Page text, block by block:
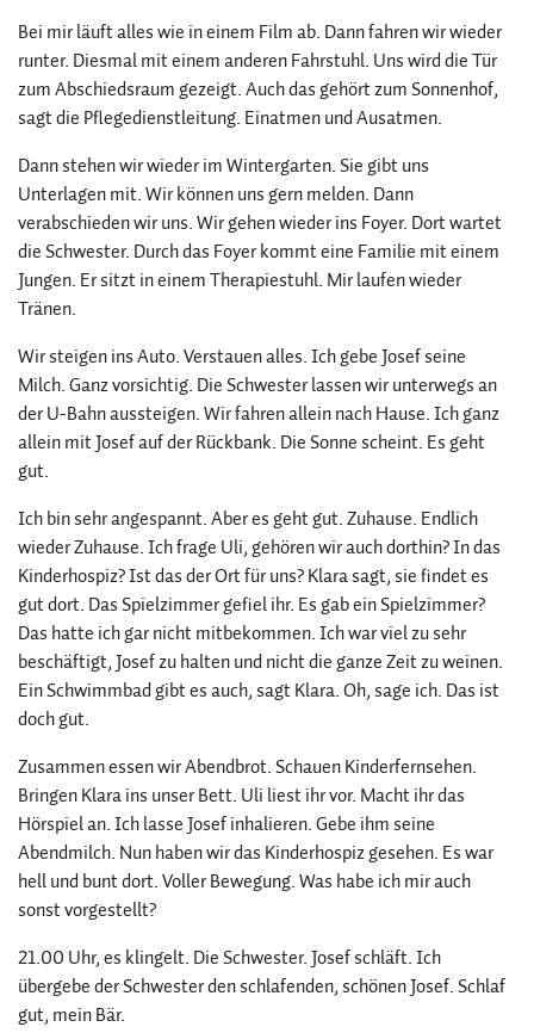
Bei mir läuft alles wie in einem Film ab. Dann fahren wir wieder
runter. Diesmal mit einem anderen Fahrstuhl. Uns wird die Tür
zum Abschiedsraum gezeigt. Auch das gehört zum Sonnenhof,
sagt die Pflegedienstleitung. Einatmen und Ausatmen.
Dann stehen wir wieder im Wintergarten. Sie gibt uns
Unterlagen mit. Wir können uns gern melden. Dann
verabschieden wir uns. Wir gehen wieder ins Foyer. Dort wartet
die Schwester. Durch das Foyer kommt eine Familie mit einem
Jungen. Er sitzt in einem Therapiestuhl. Mir laufen wieder
Tränen.
Wir steigen ins Auto. Verstauen alles. Ich gebe Josef seine
Milch. Ganz vorsichtig. Die Schwester lassen wir unterwegs an
der U-Bahn aussteigen. Wir fahren allein nach Hause. Ich ganz
allein mit Josef auf der Rückbank. Die Sonne scheint. Es geht
gut.
Ich bin sehr angespannt. Aber es geht gut. Zuhause. Endlich
wieder Zuhause. Ich frage Uli, gehören wir auch dorthin? In das
Kinderhospiz? Ist das der Ort für uns? Klara sagt, sie findet es
gut dort. Das Spielzimmer gefiel ihr. Es gab ein Spielzimmer?
Das hatte ich gar nicht mitbekommen. Ich war viel zu sehr
beschäftigt, Josef zu halten und nicht die ganze Zeit zu weinen.
Ein Schwimmbad gibt es auch, sagt Klara. Oh, sage ich. Das ist
doch gut.
Zusammen essen wir Abendbrot. Schauen Kinderfernsehen.
Bringen Klara ins unser Bett. Uli liest ihr vor. Macht ihr das
Hörspiel an. Ich lasse Josef inhalieren. Gebe ihm seine
Abendmilch. Nun haben wir das Kinderhospiz gesehen. Es war
hell und bunt dort. Voller Bewegung. Was habe ich mir auch
sonst vorgestellt?
21.00 Uhr, es klingelt. Die Schwester. Josef schläft. Ich
übergebe der Schwester den schlafenden, schönen Josef. Schlaf
gut, mein Bär.